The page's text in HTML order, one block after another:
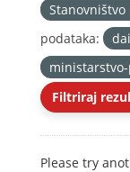
podataka:
Filtriraj
Please try